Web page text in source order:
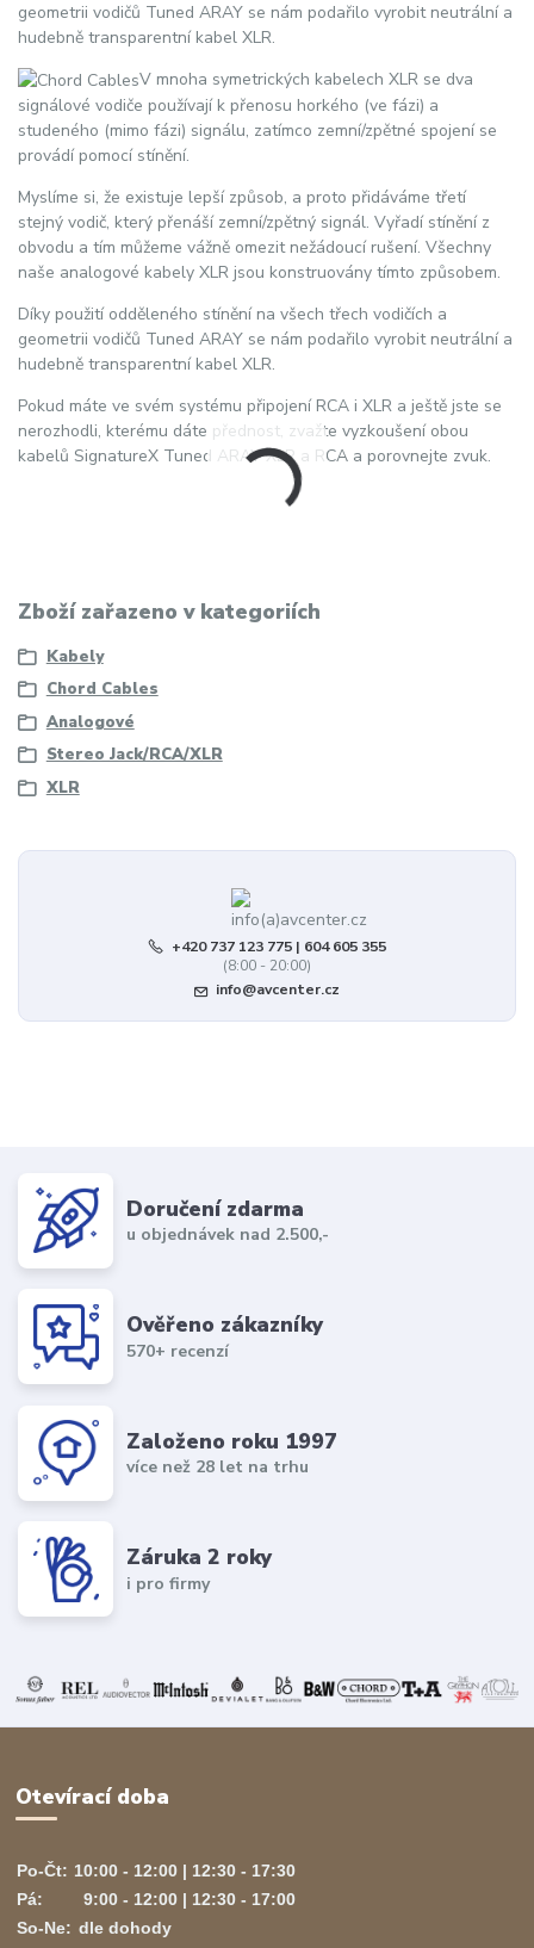
geometrii vodičů Tuned ARAY se nám podařilo vyrobit neutrální a
hudebně transparentní kabel XLR.
V mnoha symetrických kabelech XLR se dva
signálové vodiče používají k přenosu horkého (ve fázi) a
studeného (mimo fázi) signálu, zatímco zemní/zpětné spojení se
provádí pomocí stínění.
Myslíme si, že existuje lepší způsob, a proto přidáváme třetí
stejný vodič, který přenáší zemní/zpětný signál. Vyřadí stínění z
obvodu a tím můžeme vážně omezit nežádoucí rušení. Všechny
naše analogové kabely XLR jsou konstruovány tímto způsobem.
Díky použití odděleného stínění na všech třech vodičích a
geometrii vodičů Tuned ARAY se nám podařilo vyrobit neutrální a
hudebně transparentní kabel XLR.
Pokud máte ve svém systému připojení RCA i XLR a ještě jste se
nerozhodli, kterému dáte přednost, zvažte vyzkoušení obou
kabelů SignatureX Tuned ARAY XLR a RCA a porovnejte zvuk.
Zboží zařazeno v kategoriích
Kabely
Chord Cables
Analogové
Stereo Jack/RCA/XLR
XLR
+420 737 123 775 | 604 605 355
(8:00 - 20:00)
info@avcenter.cz
Doručení zdarma
u objednávek nad 2.500,-
Ověřeno zákazníky
570+ recenzí
Založeno roku 1997
více než 28 let na trhu
Záruka 2 roky
i pro firmy
Otevírací doba
Po-Čt: 10:00 - 12:00 | 12:30 - 17:30
Pá:
9:00 - 12:00 | 12:30 - 17:00
So-Ne: dle dohody